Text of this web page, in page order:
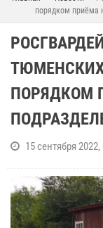
порядком приёма
ПОРЯДКОМ
15 сентября